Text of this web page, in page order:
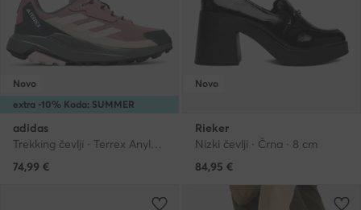
extra -10% Koda: SUMMER
Novo
adidas
Trekking čevlji · Terrex Anylander Hiking Shoes KJ0869 · Vijolična
74,99 €
Novo
Rieker
Nizki čevlji · Črna · 8 cm
84,95 €